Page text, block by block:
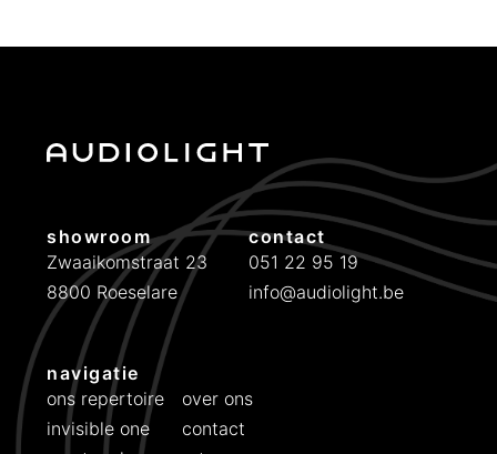
o
i
j
p
e
s
i
€
showroom
Zwaaikomstraat 23
8800 Roeselare
contact
051 22 95 19
info@audiolight.be
navigatie
ons repertoire
invisible one
over ons
contact